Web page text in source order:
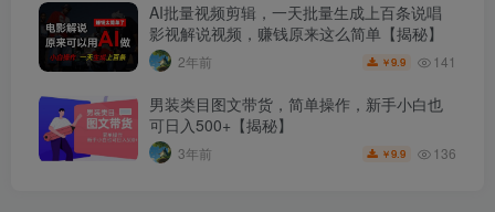
AI批量视频剪辑，一天批量生成上百条说唱
影视解说视频，赚钱原来这么简单【揭秘】
2年前 ￥9.9 141
男装类目图文带货，简单操作，新手小白也
可日入500+【揭秘】
3年前 ￥9.9 136